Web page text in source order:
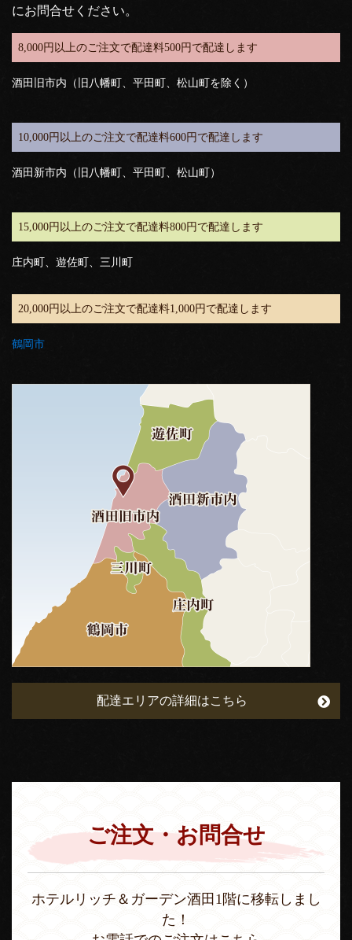
にお問合せください。
8,000円以上のご注文で配達料500円で配達します
酒田旧市内（旧八幡町、平田町、松山町を除く）
10,000円以上のご注文で配達料600円で配達します
酒田新市内（旧八幡町、平田町、松山町）
15,000円以上のご注文で配達料800円で配達します
庄内町、遊佐町、三川町
20,000円以上のご注文で配達料1,000円で配達します
鶴岡市
配達エリアの詳細はこちら
ご注文・お問合せ
ホテルリッチ＆ガーデン酒田1階に移転しまし
た！